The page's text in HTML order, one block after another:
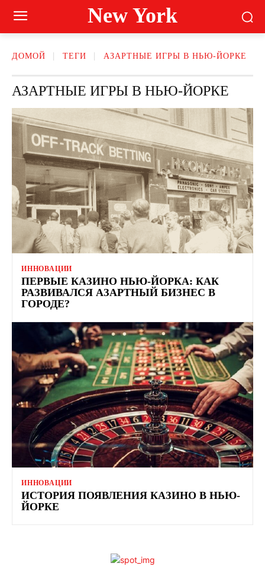
New York
ДОМОЙ ТЕГИ АЗАРТНЫЕ ИГРЫ В НЬЮ-ЙОРКЕ
АЗАРТНЫЕ ИГРЫ В НЬЮ-ЙОРКЕ
ИННОВАЦИИ
ПЕРВЫЕ КАЗИНО НЬЮ-ЙОРКА: КАК
РАЗВИВАЛСЯ АЗАРТНЫЙ БИЗНЕС В
ГОРОДЕ?
ИННОВАЦИИ
ИСТОРИЯ ПОЯВЛЕНИЯ КАЗИНО В НЬЮ-
ЙОРКЕ